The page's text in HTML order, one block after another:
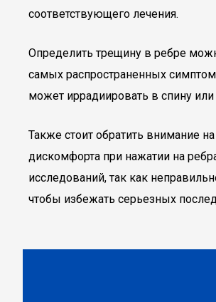
соответствующего лечения.
Определить трещину в ребре
самых распространенных
может иррадиировать в спину или
Также стоит обратить внимание
дискомфорта при нажатии на
исследований, так как
чтобы избежать серьезных